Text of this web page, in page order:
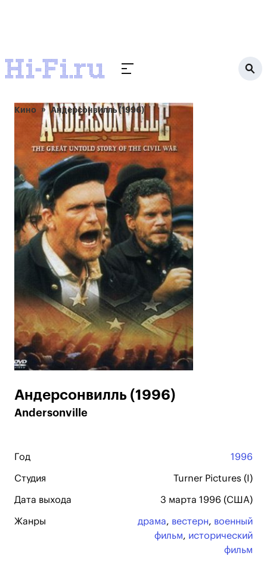
Кино Андерсонвилль (1996)
Андерсонвилль (1996)
Andersonville
Год 1996
Студия Turner Pictures (I)
Дата выхода 3 марта 1996 (США)
Жанры драма, вестерн, военный
фильм, исторический
фильм